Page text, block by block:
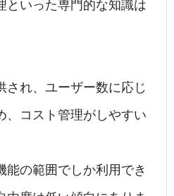
といった専門的な知識は
され、ユーザー数に応じ
、コスト管理がしやすい
能の範囲でしか利用でき